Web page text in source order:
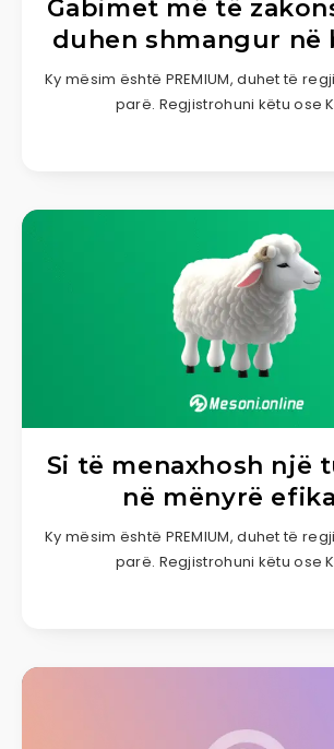
Gabimet më të
duhen shmangur në
Ky mësim është PREMIUM, duhet të
parë. Regjistrohuni këtu ose
Si të menaxhosh një
në mënyrë
Ky mësim është PREMIUM, duhet të
parë. Regjistrohuni këtu ose